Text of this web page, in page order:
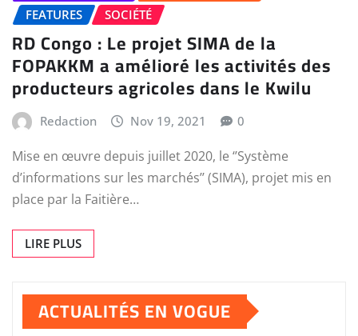
FEATURES
SOCIÉTÉ
RD Congo : Le projet SIMA de la
FOPAKKM a amélioré les activités des
producteurs agricoles dans le Kwilu
Redaction Nov 19, 2021 0
Mise en œuvre depuis juillet 2020, le ‘’Système
d’informations sur les marchés’’ (SIMA), projet mis en
place par la Faitière…
LIRE PLUS
ACTUALITÉS EN VOGUE